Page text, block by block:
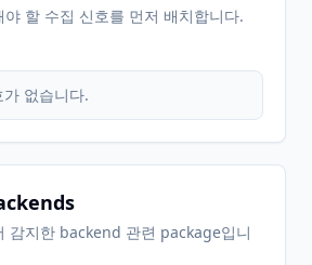
할 수집 신호를 먼저 배치합니다.
없습니다.
감지한 backend 관련 package입니